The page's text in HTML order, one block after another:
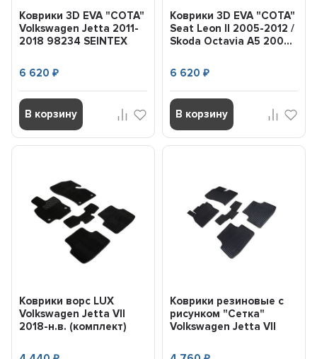
Коврики 3D EVA "СОТА"
Volkswagen Jetta 2011-
2018 98234 SEINTEX
6 620₽
В корзину
Коврики 3D EVA "СОТА"
Seat Leon II 2005-2012 /
Skoda Octavia A5 200...
6 620 ₽
В корзину
Коврики ворс LUX
Volkswagen Jetta VII
2018-н.в. (комплект)
Коврики резиновые с
рисунком "Сетка"
Volkswagen Jetta VII